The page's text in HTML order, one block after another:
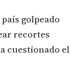
golpeado
recortes
cuestionado el